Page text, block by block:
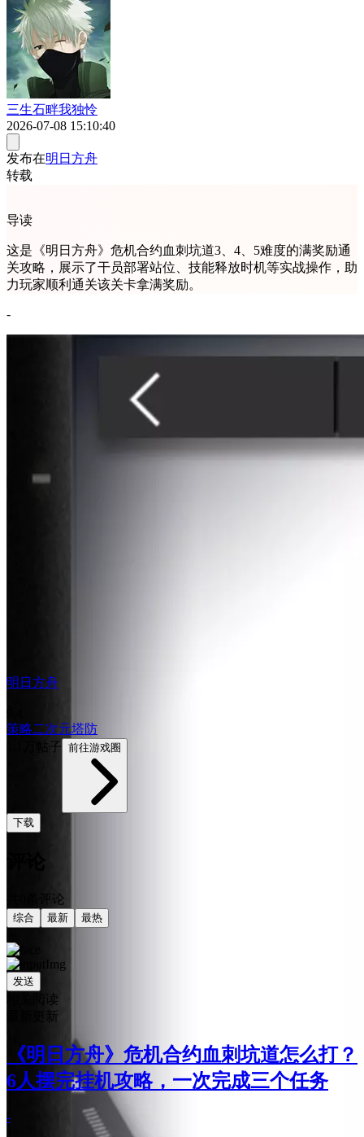
三生石畔我独怜
2026-07-08 15:10:40
发布在明日方舟
转载
导读
这是《明日方舟》危机合约血刺坑道3、4、5难度的满奖励通
关攻略，展示了干员部署站位、技能释放时机等实战操作，助
力玩家顺利通关该关卡拿满奖励。
-
明日方舟
策略二次元塔防
1.1万帖子 前往游戏圈
下载
共0条评论
综合 最新 最热
发送
相关阅读
最新更新
《明日方舟》危机合约血刺坑道怎么打？
6人摆完挂机攻略，一次完成三个任务
-